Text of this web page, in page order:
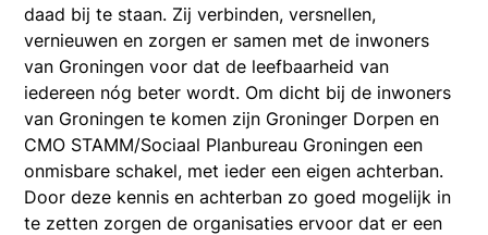
daad bij te staan. Zij verbinden, versnellen,
vernieuwen en zorgen er samen met de inwoners
van Groningen voor dat de leefbaarheid van
iedereen nóg beter wordt. Om dicht bij de inwoners
van Groningen te komen zijn Groninger Dorpen en
CMO STAMM/Sociaal Planbureau Groningen een
onmisbare schakel, met ieder een eigen achterban.
Door deze kennis en achterban zo goed mogelijk in
te zetten zorgen de organisaties ervoor dat er een